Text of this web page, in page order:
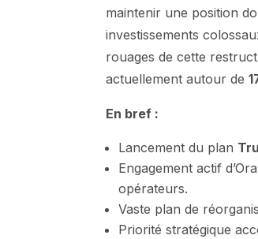
maintenir une position
investissements
rouages de cette
actuellement autour de
En bref :
Lancement du plan
Engagement actif
opérateurs.
Vaste plan de
Priorité stratégique